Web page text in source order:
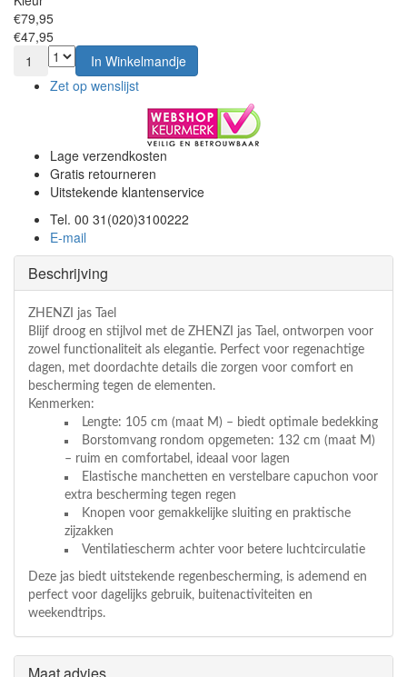
€79,95
€47,95
1
In Winkelmandje
Zet op wenslijst
Lage verzendkosten
Gratis retourneren
Uitstekende klantenservice
Tel. 00 31(020)3100222
E-mail
Beschrijving
ZHENZI jas Tael
Blijf droog en stijlvol met de ZHENZI jas Tael, ontworpen voor
zowel functionaliteit als elegantie. Perfect voor regenachtige
dagen, met doordachte details die zorgen voor comfort en
bescherming tegen de elementen.
Kenmerken:
Lengte: 105 cm (maat M) – biedt optimale bedekking
Borstomvang rondom opgemeten: 132 cm (maat M)
– ruim en comfortabel, ideaal voor lagen
Elastische manchetten en verstelbare capuchon voor
extra bescherming tegen regen
Knopen voor gemakkelijke sluiting en praktische
zijzakken
Ventilatiescherm achter voor betere luchtcirculatie
Deze jas biedt uitstekende regenbescherming, is ademend en
perfect voor dagelijks gebruik, buitenactiviteiten en
weekendtrips.